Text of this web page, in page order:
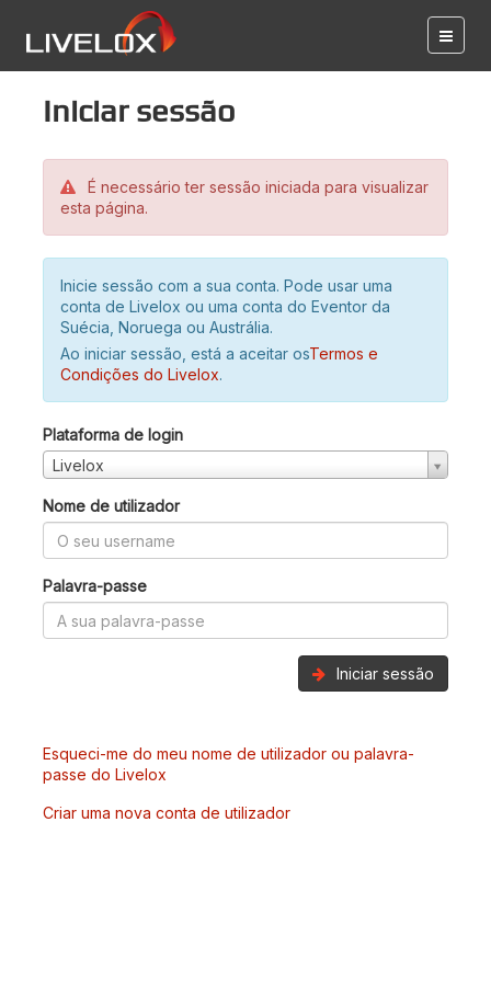
Iniciar sessão
É necessário ter sessão iniciada para visualizar
esta página.
Inicie sessão com a sua conta. Pode usar uma
conta de Livelox ou uma conta do Eventor da
Suécia, Noruega ou Austrália.
Ao iniciar sessão, está a aceitar osTermos e
Condições do Livelox.
Plataforma de login
Livelox
Nome de utilizador
Palavra-passe
Iniciar sessão
Esqueci-me do meu nome de utilizador ou palavra-
passe do Livelox
Criar uma nova conta de utilizador